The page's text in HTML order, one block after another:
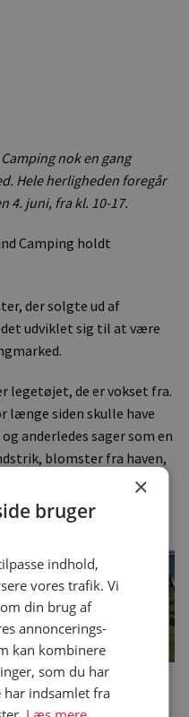
nok en gang
Hele herligheden foregår
4. juni, fra kl. 10-17.
Camping holdt
der solgte ud af
udviklet sig til at være
legetøjet, de er vokset fra.
længe siden skulle have
anderledes sager som en
blomster fra haven,
hos Café Hedebo.
×
bruger
indhold,
vores trafik. Vi
din brug af
annoncerings-
kan kombinere
som du har
har indsamlet fra